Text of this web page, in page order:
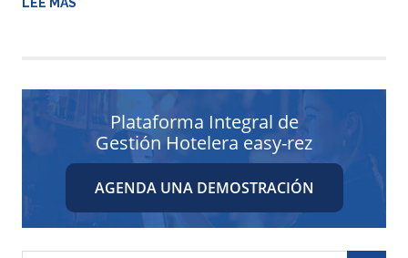
Plataforma Integral de
Gestión Hotelera easy-rez
AGENDA UNA DEMOSTRACIÓN